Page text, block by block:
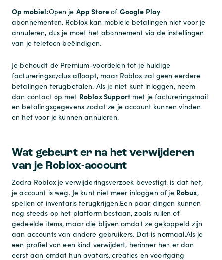
Op mobiel:Open je App Store of Google Play
abonnementen. Roblox kan mobiele betalingen niet voor je
annuleren, dus je moet het abonnement via de instellingen
van je telefoon beëindigen.
Je behoudt de Premium-voordelen tot je huidige
factureringscyclus afloopt, maar Roblox zal geen eerdere
betalingen terugbetalen. Als je niet kunt inloggen, neem
dan contact op met Roblox Supportmet je factureringsmail
en betalingsgegevens zodat ze je account kunnen vinden
en het voor je kunnen annuleren.
Wat gebeurt er na het verwijderen
van je Roblox-account
Zodra Roblox je verwijderingsverzoek bevestigt, is dat het,
je account is weg. Je kunt niet meer inloggen of je Robux,
spellen of inventaris terugkrijgen.Een paar dingen kunnen
nog steeds op het platform bestaan, zoals ruilen of
gedeelde items, maar die blijven omdat ze gekoppeld zijn
aan accounts van andere gebruikers. Dat is normaal.Als je
een profiel van een kind verwijdert, herinner hen er dan
eerst aan omdat hun avatars, creaties en voortgang